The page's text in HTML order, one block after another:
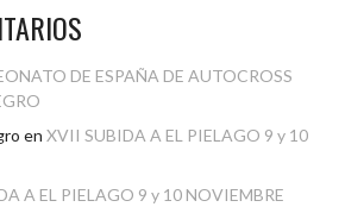
DE ESPAÑA DE AUTOCROSS
en XVII SUBIDA A EL PIELAGO 9 y 10
A EL PIELAGO 9 y 10 NOVIEMBRE